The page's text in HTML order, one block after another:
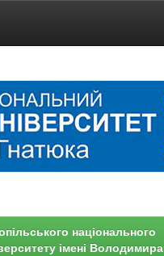
національного
імені Володимира